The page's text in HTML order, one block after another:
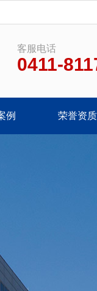
客服电话
0411-
例 荣誉资质